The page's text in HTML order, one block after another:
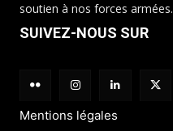
soutien à nos forces armées.
SUIVEZ-NOUS SUR
Mentions légales